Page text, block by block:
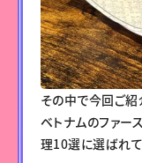
その中で今回ご紹
ベトナムのファー
理10選に選ばれて